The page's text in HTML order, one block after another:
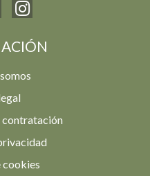
contratación
cookies